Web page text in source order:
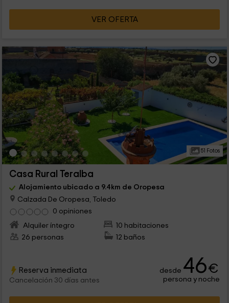
VER OFERTA
51 Fotos
Casa Rural Teralba
Alojamiento ubicado a 9.4km de Oropesa
Calzada De Oropesa, Toledo
0 opiniones
Alquiler íntegro
10 habitaciones
26 personas
12 baños
Reserva inmediata
Cancelación 30 días antes
desde 46€
persona y noche